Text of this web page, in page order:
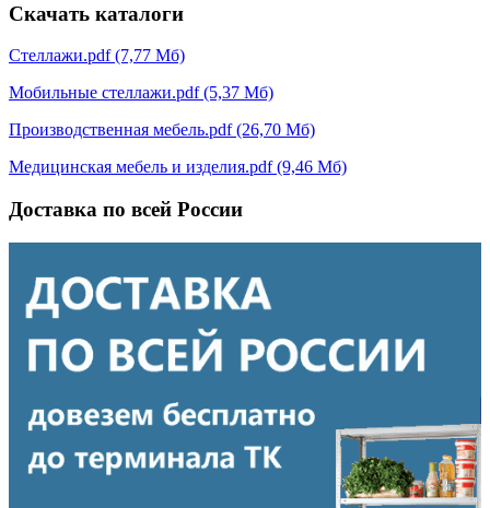
Скачать каталоги
Стеллажи.pdf (7,77 Мб)
Мобильные стеллажи.pdf (5,37 Мб)
Производственная мебель.pdf (26,70 Мб)
Медицинская мебель и изделия.pdf (9,46 Мб)
Доставка по всей России